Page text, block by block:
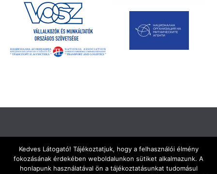
KapcsolatAdatkezelési SzabályzatImpresszum
Kedves Látogató! Tájékoztatjuk, hogy a felhasználói élmény
fokozásának érdekében weboldalunkon sütiket alkalmazunk. A
honlapunk használatával ön a tájékoztatásunkat tudomásul